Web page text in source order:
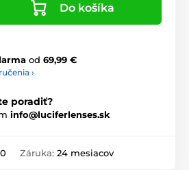
Do košíka
od 69,99 €
›
poradiť?
info@luciferlenses.sk
Záruka: 24 mesiacov